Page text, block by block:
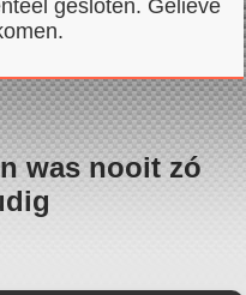
gesloten. Gelieve
was nooit zó